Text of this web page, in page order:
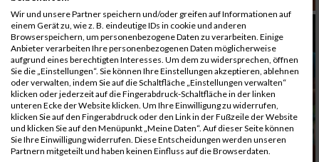
Wir und unsere Partner speichern und/oder greifen auf Informationen auf
einem Gerät zu, wie z. B. eindeutige IDs in cookie und anderen
Browserspeichern, um personenbezogene Daten zu verarbeiten. Einige
Anbieter verarbeiten Ihre personenbezogenen Daten möglicherweise
aufgrund eines berechtigten Interesses. Um dem zu widersprechen, öffnen
Sie die „Einstellungen“. Sie können Ihre Einstellungen akzeptieren, ablehnen
oder verwalten, indem Sie auf die Schaltfläche „Einstellungen verwalten“
klicken oder jederzeit auf die Fingerabdruck-Schaltfläche in der linken
unteren Ecke der Website klicken. Um Ihre Einwilligung zu widerrufen,
klicken Sie auf den Fingerabdruck oder den Link in der Fußzeile der Website
und klicken Sie auf den Menüpunkt „Meine Daten“. Auf dieser Seite können
Sie Ihre Einwilligung widerrufen. Diese Entscheidungen werden unseren
Partnern mitgeteilt und haben keinen Einfluss auf die Browserdaten.